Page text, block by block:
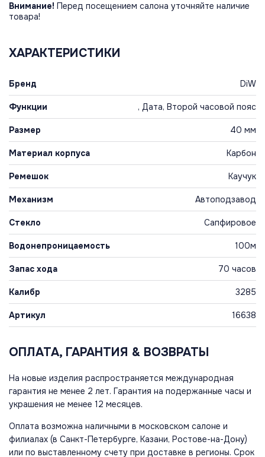
Внимание! Перед посещением салона уточняйте наличие
товара!
ХАРАКТЕРИСТИКИ
Бренд DiW
Функции , Дата, Второй часовой пояс
Размер 40 мм
Материал корпуса Карбон
Ремешок Каучук
Механизм Автоподзавод
Стекло Сапфировое
Водонепроницаемость 100м
Запас хода 70 часов
Калибр 3285
Артикул 16638
ОПЛАТА, ГАРАНТИЯ & ВОЗВРАТЫ
На новые изделия распространяется международная
гарантия не менее 2 лет. Гарантия на подержанные часы и
украшения не менее 12 месяцев.
Оплата возможна наличными в московском салоне и
филиалах (в Санкт-Петербурге, Казани, Ростове-на-Дону)
или по выставленному счету при доставке в регионы. Срок